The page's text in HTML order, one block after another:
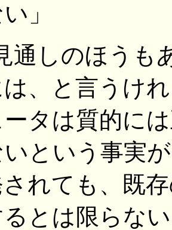
」
通しのほうも
、と言うけ
ータは質的に
いという事実
されても、既
るとは限らな